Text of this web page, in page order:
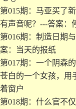
第015期：马亚买了
有声音呢？---答案：
第016期：制造日期
案：当天的报纸
第017期：一个阴森
苍白的一个女孩，用
着窗户
第018期：什么官不